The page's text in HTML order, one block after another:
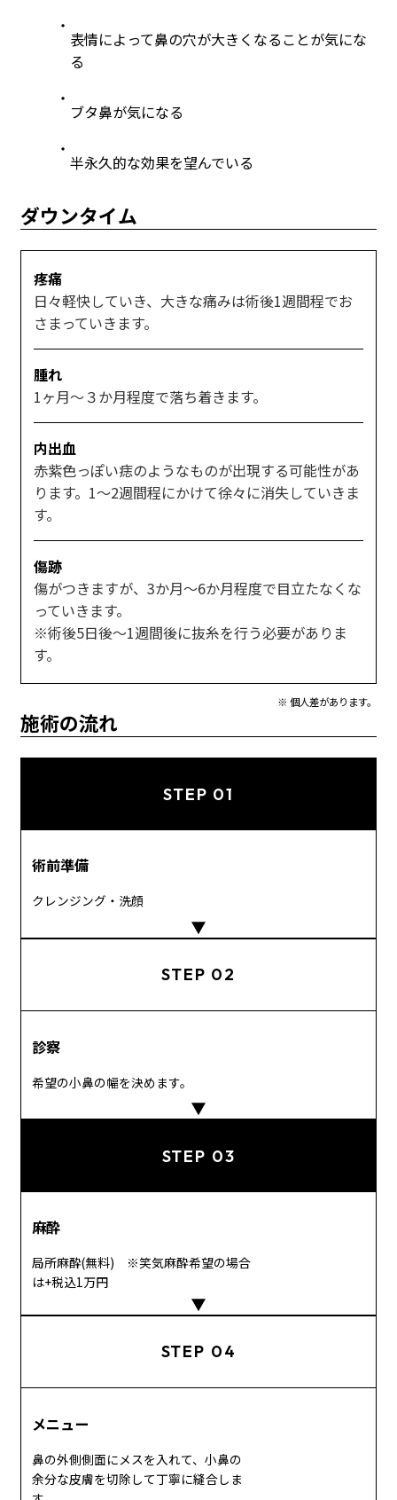
表情によって鼻の穴が大きくなることが気にな
る
ブタ鼻が気になる
半永久的な効果を望んでいる
ダウンタイム
疼痛
日々軽快していき、大きな痛みは術後1週間程でお
さまっていきます。
腫れ
1ヶ月～３か月程度で落ち着きます。
内出血
赤紫色っぽい痣のようなものが出現する可能性があ
ります。1～2週間程にかけて徐々に消失していきま
す。
傷跡
傷がつきますが、3か月～6か月程度で目立たなくな
っていきます。
※術後5日後～1週間後に抜糸を行う必要がありま
す。
※ 個人差があります。
施術の流れ
STEP 01
術前準備
クレンジング・洗顔
STEP 02
診察
希望の小鼻の幅を決めます。
STEP 03
麻酔
局所麻酔(無料) ※笑気麻酔希望の場合
は+税込1万円
STEP 04
メニュー
鼻の外側側面にメスを入れて、小鼻の
余分な皮膚を切除して丁寧に縫合しま